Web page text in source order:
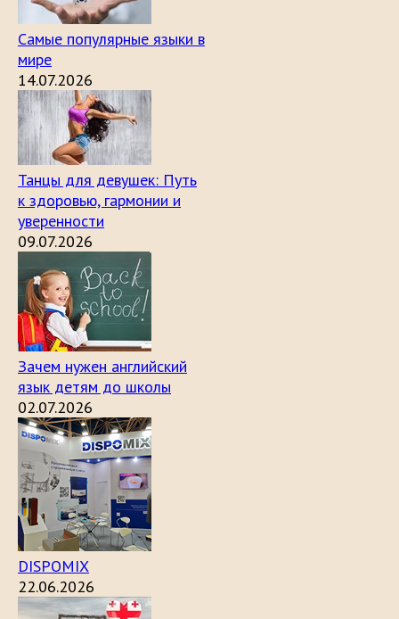
Самые популярные языки в
мире
14.07.2026
Танцы для девушек: Путь
к здоровью, гармонии и
уверенности
09.07.2026
Зачем нужен английский
язык детям до школы
02.07.2026
DISPOMIX
22.06.2026